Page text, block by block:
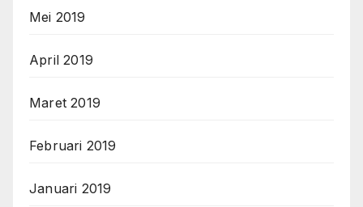
Mei 2019
April 2019
Maret 2019
Februari 2019
Januari 2019